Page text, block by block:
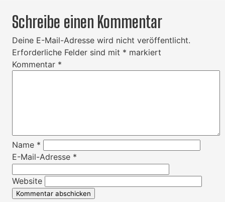
Schreibe einen Kommentar
Deine E-Mail-Adresse wird nicht veröffentlicht.
Erforderliche Felder sind mit * markiert
Kommentar *
Name *
E-Mail-Adresse *
Website